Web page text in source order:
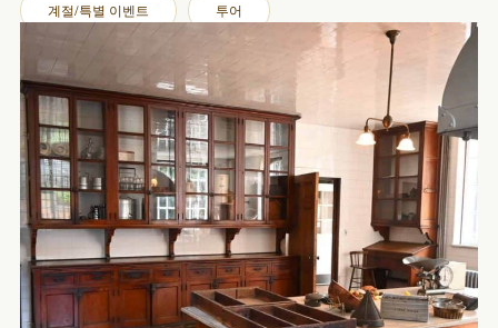
계절/특별 이벤트 투어